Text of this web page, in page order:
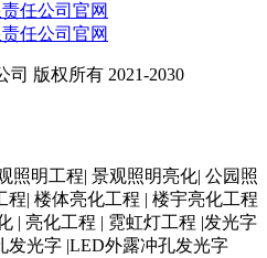
任公司官网
任公司官网
版权所有 2021-2030
照明工程| 景观照明亮化| 公园照
程| 楼体亮化工程 | 楼宇亮化工程
| 亮化工程 | 霓虹灯工程 |发光字
发光字 |LED外露冲孔发光字